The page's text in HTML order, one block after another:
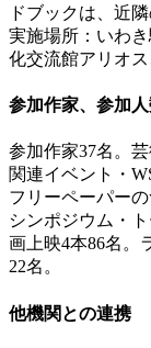
ドブックは、近
実施場所：いわ
化交流館アリオ
参加作家、参加
参加作家37名。
関連イベント・
フリーペーパー
シンポジウム・
画上映4本86名。
22名。
他機関との連携